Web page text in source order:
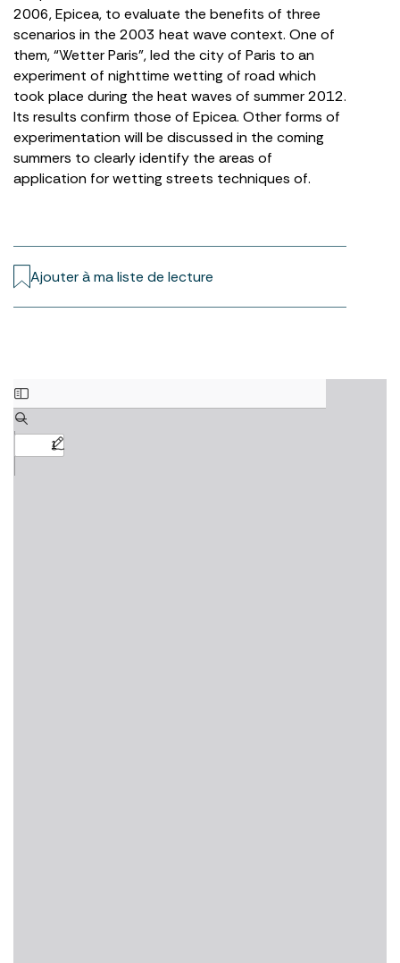
2006, Epicea, to evaluate the benefits of three
scenarios in the 2003 heat wave context. One of
them, “Wetter Paris”, led the city of Paris to an
experiment of nighttime wetting of road which
took place during the heat waves of summer 2012.
Its results confirm those of Epicea. Other forms of
experimentation will be discussed in the coming
summers to clearly identify the areas of
application for wetting streets techniques of.
Ajouter à ma liste de lecture